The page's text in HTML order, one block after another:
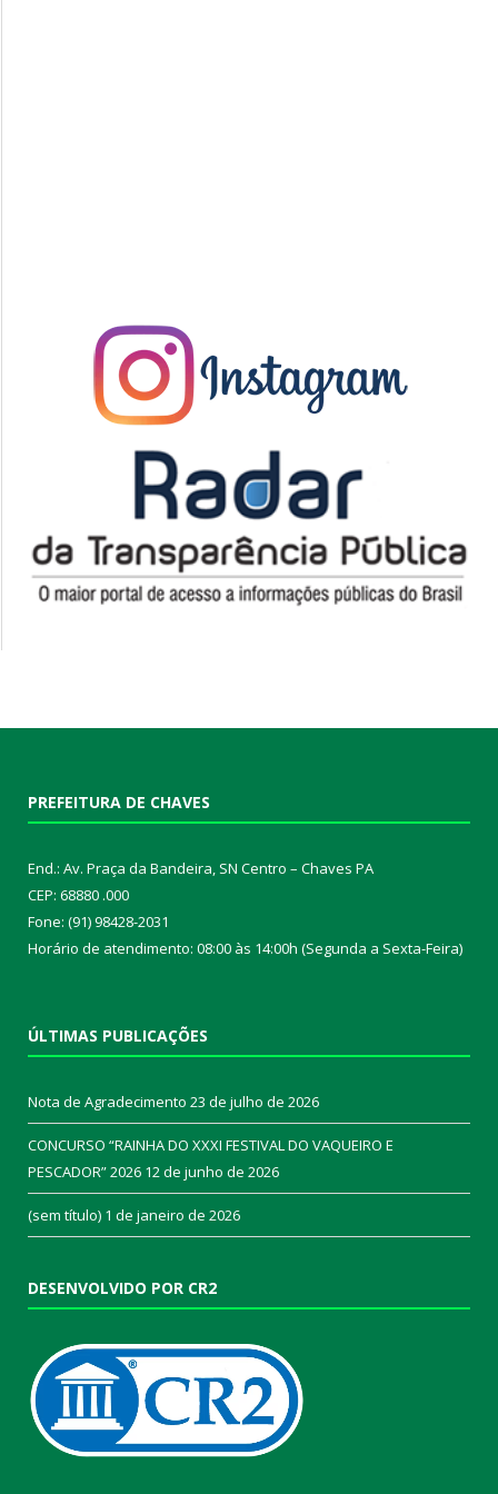
PREFEITURA DE CHAVES
End.: Av. Praça da Bandeira, SN Centro – Chaves PA
CEP: 68880 .000
Fone: (91) 98428-2031
Horário de atendimento: 08:00 às 14:00h (Segunda a Sexta-Feira)
ÚLTIMAS PUBLICAÇÕES
Nota de Agradecimento 23 de julho de 2026
CONCURSO “RAINHA DO XXXI FESTIVAL DO VAQUEIRO E
PESCADOR” 2026 12 de junho de 2026
(sem título) 1 de janeiro de 2026
DESENVOLVIDO POR CR2